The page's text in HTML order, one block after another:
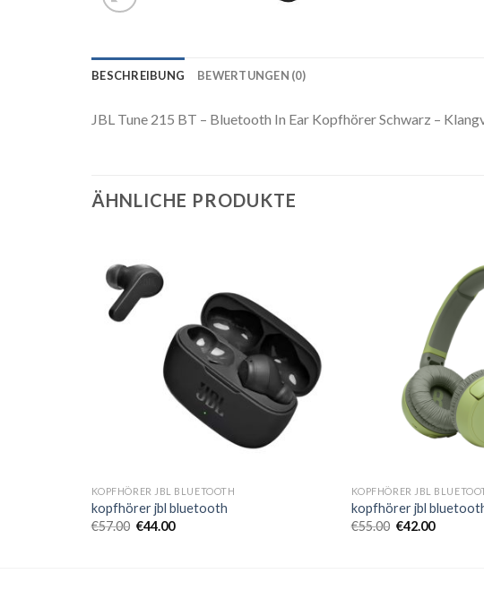
BESCHREIBUNG BEWERTUNGEN (0)
JBL Tune 215 BT – Bluetooth In Ear Kopfhörer Schwarz –
ÄHNLICHE PRODUKTE
KOPFHÖRER JBL BLUETOOTH
kopfhörer jbl bluetooth
€57.00 €44.00
KOPFHÖRER JBL
kopfhörer jbl
€55.00 €42.00